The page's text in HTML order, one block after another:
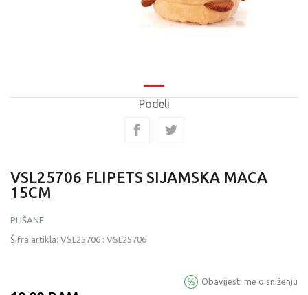
Podeli
VSL25706 FLIPETS SIJAMSKA MACA
15CM
PLIŠANE
Šifra artikla: VSL25706 : VSL25706
Obavijesti me o sniženju